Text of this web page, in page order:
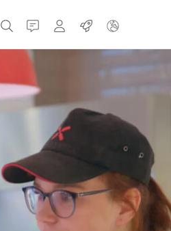
Kontakt Portale
MyBizerba
Gebrauchtgeräte-
Jobs
Griechenland
Niederlande